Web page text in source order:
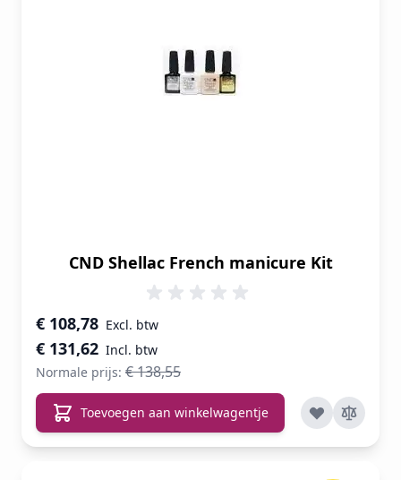
CND Shellac French manicure Kit
Speciale prijs
€ 131,62
€ 108,78
Normale prijs: € 138,55
Toevoegen aan winkelwagentje